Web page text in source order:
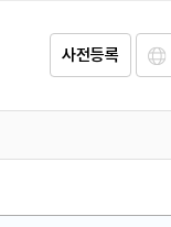
사전등록